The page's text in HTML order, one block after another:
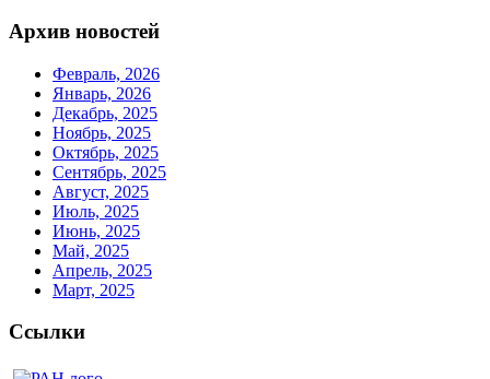
Архив новостей
Февраль, 2026
Январь, 2026
Декабрь, 2025
Ноябрь, 2025
Октябрь, 2025
Сентябрь, 2025
Август, 2025
Июль, 2025
Июнь, 2025
Май, 2025
Апрель, 2025
Март, 2025
Ссылки